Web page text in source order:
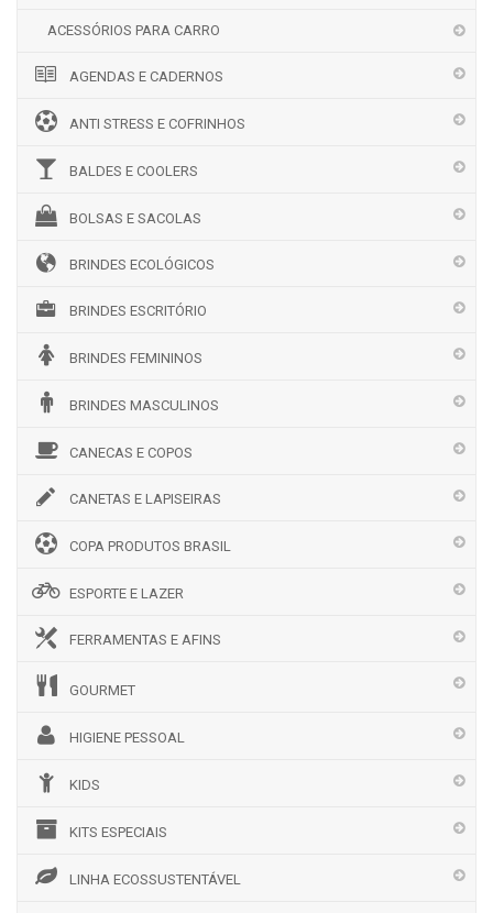
ACESSÓRIOS PARA CARRO
AGENDAS E CADERNOS
ANTI STRESS E COFRINHOS
BALDES E COOLERS
BOLSAS E SACOLAS
BRINDES ECOLÓGICOS
BRINDES ESCRITÓRIO
BRINDES FEMININOS
BRINDES MASCULINOS
CANECAS E COPOS
CANETAS E LAPISEIRAS
COPA PRODUTOS BRASIL
ESPORTE E LAZER
FERRAMENTAS E AFINS
GOURMET
HIGIENE PESSOAL
KIDS
KITS ESPECIAIS
LINHA ECOSSUSTENTÁVEL